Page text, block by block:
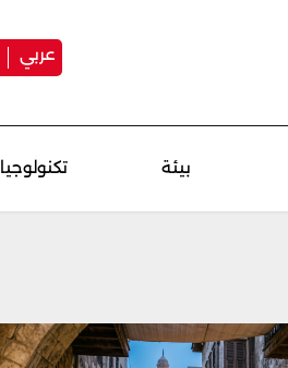
عربي
بيئة تكنولوجيا